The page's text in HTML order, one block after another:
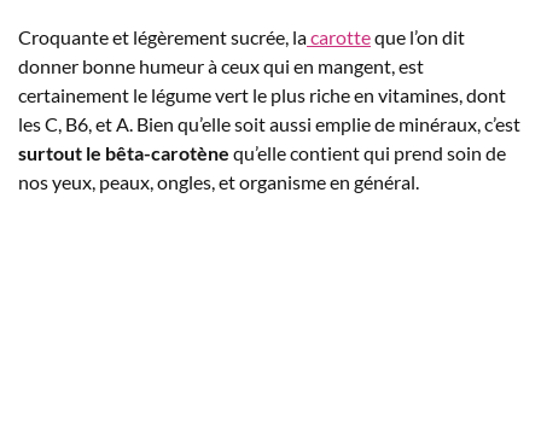
Croquante et légèrement sucrée, lacarotteque l’on dit
donner bonne humeur à ceux qui en mangent, est
certainement le légume vert le plus riche en vitamines, dont
les C, B6, et A. Bien qu’elle soit aussi emplie de minéraux, c’est
surtout le bêta-carotène qu’elle contient qui prend soin de
nos yeux, peaux, ongles, et organisme en général.